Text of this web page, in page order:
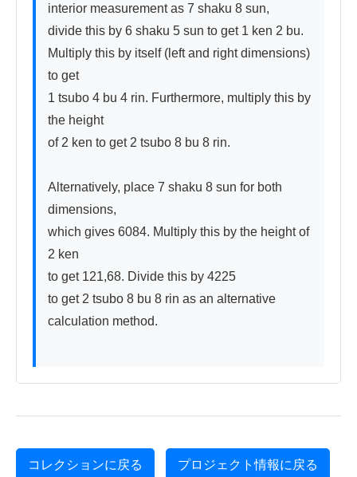
interior measurement as 7 shaku 8 sun,
divide this by 6 shaku 5 sun to get 1 ken 2 bu.
Multiply this by itself (left and right dimensions)
to get
1 tsubo 4 bu 4 rin. Furthermore, multiply this by
the height
of 2 ken to get 2 tsubo 8 bu 8 rin.
Alternatively, place 7 shaku 8 sun for both
dimensions,
which gives 6084. Multiply this by the height of
2 ken
to get 121,68. Divide this by 4225
to get 2 tsubo 8 bu 8 rin as an alternative
calculation method.
コレクションに戻る プロジェクト情報に戻る